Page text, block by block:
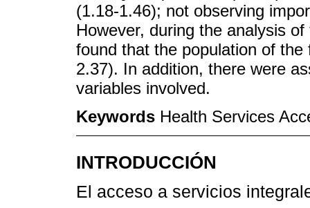
(1.18-1.46); not observing
However, during the analysis
found that the population of
2.37). In addition, there were
variables involved.
Keywords Health Services
INTRODUCCIÓN
El acceso a servicios